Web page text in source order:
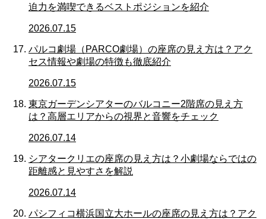
迫力を満喫できるベストポジションを紹介
2026.07.15
パルコ劇場（PARCO劇場）の座席の見え方は？アク
セス情報や劇場の特徴も徹底紹介
2026.07.15
東京ガーデンシアターのバルコニー2階席の見え方
は？高層エリアからの視界と音響をチェック
2026.07.14
シアタークリエの座席の見え方は？小劇場ならではの
距離感と見やすさを解説
2026.07.14
パシフィコ横浜国立大ホールの座席の見え方は？アク